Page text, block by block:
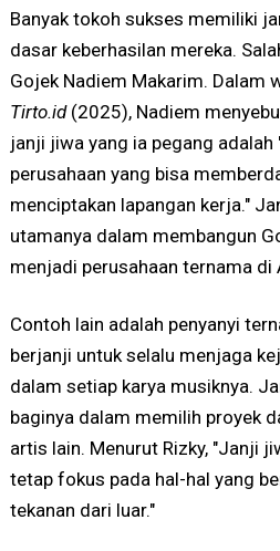
Banyak tokoh sukses memiliki
dasar keberhasilan mereka.
Gojek Nadiem Makarim. Dalam
Tirto.id(2025), Nadiem
janji jiwa yang ia pegang adalah
perusahaan yang bisa
menciptakan lapangan kerja."
utamanya dalam membangun
menjadi perusahaan ternama di
Contoh lain adalah penyanyi
berjanji untuk selalu menjaga
dalam setiap karya musiknya.
baginya dalam memilih proyek
artis lain. Menurut Rizky, "Janji
tetap fokus pada hal-hal yang
tekanan dari luar."